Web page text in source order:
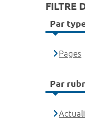
FILTRE
Par
Pages
Par